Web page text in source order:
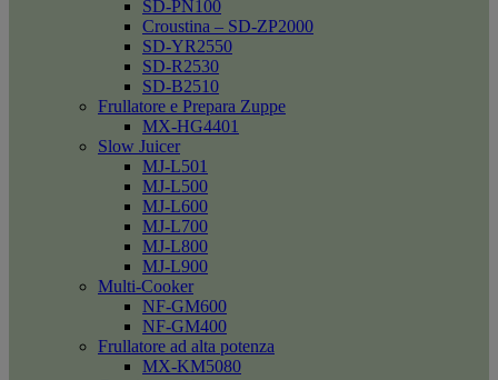
SD-PN100
Croustina – SD-ZP2000
SD-YR2550
SD-R2530
SD-B2510
Frullatore e Prepara Zuppe
MX-HG4401
Slow Juicer
MJ-L501
MJ-L500
MJ-L600
MJ-L700
MJ-L800
MJ-L900
Multi-Cooker
NF-GM600
NF-GM400
Frullatore ad alta potenza
MX-KM5080